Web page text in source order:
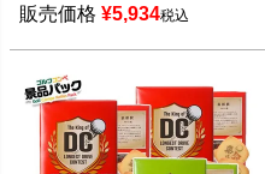
販売価格 ¥5,934税込